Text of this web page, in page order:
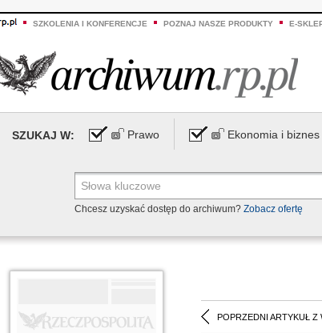
SZKOLENIA I KONFERENCJE POZNAJ NASZE PRODUKTY E-
SZUKAJ W: Prawo Ekonomia i biznes
Chcesz uzyskać dostęp do archiwum? Zobacz ofertę
POPRZEDNI ARTYKUŁ Z